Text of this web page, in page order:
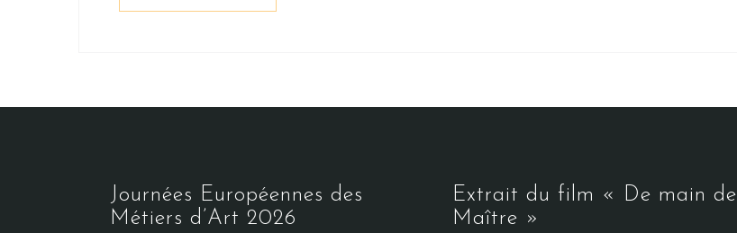
Journées Européennes des
Métiers d’Art 2026
Extrait du film « De main de
Maître »